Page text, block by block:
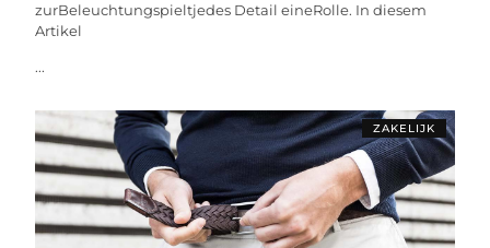
zurBeleuchtungspieltjedes Detail eineRolle. In diesem
Artikel
...
ZAKELIJK